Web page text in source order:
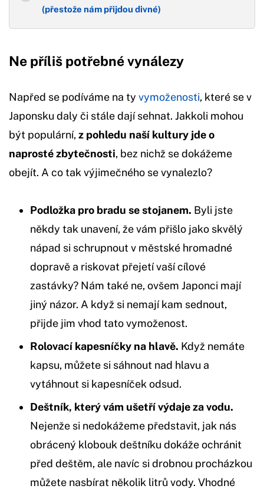
(přestože nám přijdou divné)
Ne příliš potřebné vynálezy
Napřed se podíváme na ty vymoženosti, které se v
Japonsku daly či stále dají sehnat. Jakkoli mohou
být populární,z pohledu naší kultury jde o
naprosté zbytečnosti, bez nichž se dokážeme
obejít. A co tak výjimečného se vynalezlo?
Podložka pro bradu se stojanem. Byli jste
někdy tak unavení, že vám přišlo jako skvělý
nápad si schrupnout v městské hromadné
dopravě a riskovat přejetí vaší cílové
zastávky? Nám také ne, ovšem Japonci mají
jiný názor. A když si nemají kam sednout,
přijde jim vhod tato vymoženost.
Rolovací kapesníčky na hlavě. Když nemáte
kapsu, můžete si sáhnout nad hlavu a
vytáhnout si kapesníček odsud.
Deštník, který vám ušetří výdaje za vodu.
Nejenže si nedokážeme představit, jak nás
obrácený klobouk deštníku dokáže ochránit
před deštěm, ale navíc si drobnou procházkou
můžete nasbírat několik litrů vody. Vhodné